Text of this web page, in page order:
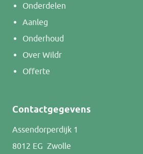
Onderdelen
Aanleg
Onderhoud
Over Wildr
Offerte
Contactgegevens
Assendorperdijk 1
8012 EG Zwolle